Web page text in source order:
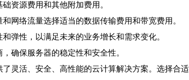
资源费用和其他附加费用。
网络流量选择适当的数据传输费用和带宽费用。
弹性，以满足未来的业务增长和需求变化。
确保服务器的稳定性和安全性。
灵活、安全、高性能的云计算解决方案。选择合